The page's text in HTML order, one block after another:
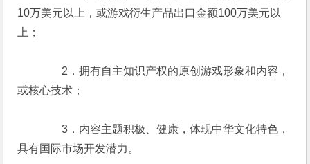
10万美元以上，或游戏衍生产品出口金额100万美元以
上；
2．拥有自主知识产权的原创游戏形象和内容，
或核心技术；
3．内容主题积极、健康，体现中华文化特色，
具有国际市场开发潜力。